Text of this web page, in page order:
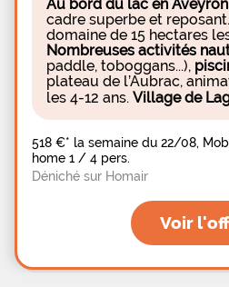
ombragés, en bordure du
superficie de 125m2. Et
désirant passer un séjour
il sera possible de louer un
home ou encore une
Au bord du lac en Aveyron
cadre superbe et
domaine de 15 hectares
Nombreuses activités
paddle, toboggans...),
plateau de l’Aubrac,
les 4-12 ans. Village de
518 €* la semaine du 22/08,
home 1 / 4 pers.
Déniché sur Homair
Voir